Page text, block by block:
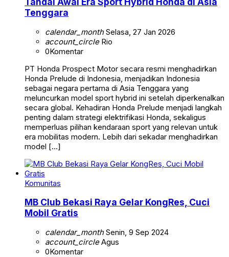
Tenggara
calendar_monthSelasa, 27 Jan 2026
account_circleRio
0Komentar
PT Honda Prospect Motor secara resmi menghadirkan
Honda Prelude di Indonesia, menjadikan Indonesia
sebagai negara pertama di Asia Tenggara yang
meluncurkan model sport hybrid ini setelah diperkenalkan
secara global. Kehadiran Honda Prelude menjadi langkah
penting dalam strategi elektrifikasi Honda, sekaligus
memperluas pilihan kendaraan sport yang relevan untuk
era mobilitas modern. Lebih dari sekadar menghadirkan
model […]
Komunitas
MB Club Bekasi Raya Gelar KongRes, Cuci
Mobil Gratis
calendar_monthSenin, 9 Sep 2024
account_circleAgus
0Komentar